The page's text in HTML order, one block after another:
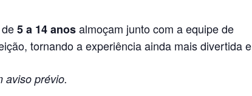
5 a 14 anosalmoçam junto com a equipe de
tornando a experiência ainda mais divertida e
aviso prévio.